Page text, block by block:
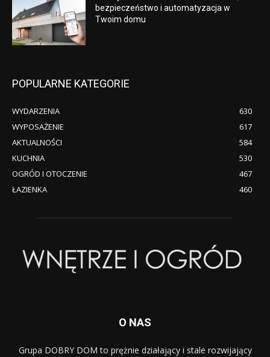
bezpieczeństwo i automatyzacja w
Twoim domu
POPULARNE KATEGORIE
WYDARZENIA
630
WYPOSAŻENIE
617
AKTUALNOŚCI
584
KUCHNIA
530
OGRÓD I OTOCZENIE
467
ŁAZIENKA
460
O NAS
Grupa DOBRY DOM to prężnie działający i stale rozwijający